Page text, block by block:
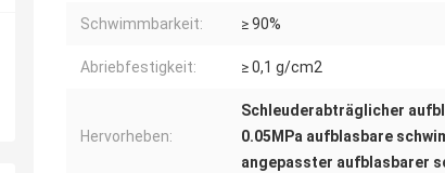
Schwimmbarkeit: ≥ 90%
Abriebfestigkeit: ≥ 0,1 g/cm2
Hervorheben:
Schleuderabträglicher
0.05MPa aufblasbare
angepasster aufblasbarer